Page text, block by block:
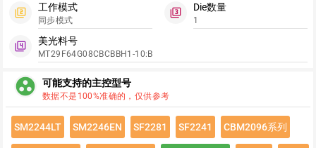
filter_2
工作模式
同步模式
filter_3
Die数量
1
filter_4
美光料号
MT29F64G08CBCBBH1-10:B
group_work 可能支持的主控型号
数据不是100%准确的，仅供参考
SM2244LT SM2246EN SF2281 SF2241 CBM2096系列